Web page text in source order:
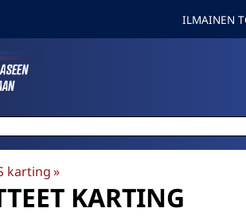
ILMAINEN
karting‪»
KARTING